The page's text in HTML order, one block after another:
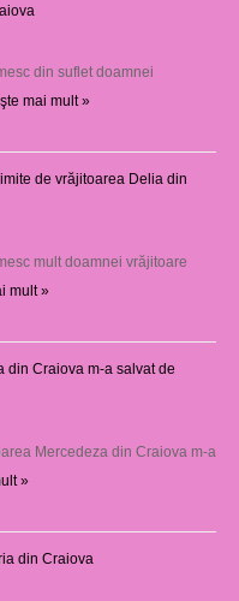
din suflet doamnei
mai mult »
de vrăjitoarea Delia din
mult doamnei vrăjitoare
mult »
din Craiova m-a salvat de
Mercedeza din Craiova m-a
»
din Craiova